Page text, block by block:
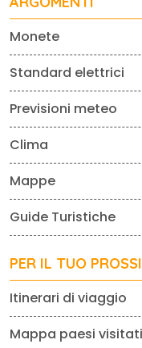
Monete
Standard elettrici
Previsioni meteo
Clima
Mappe
Guide Turistiche
PER IL TUO
Itinerari di viaggio
Mappa paesi visitati